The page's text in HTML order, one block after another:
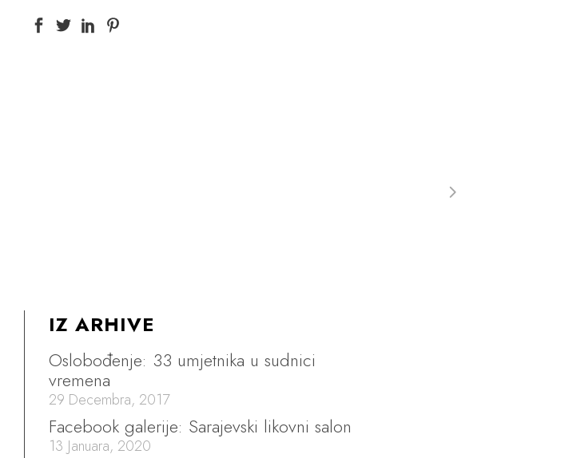
IZ ARHIVE
Oslobođenje: 33 umjetnika u sudnici
vremena
29 Decembra, 2017
Facebook galerije: Sarajevski likovni salon
13 Januara, 2020